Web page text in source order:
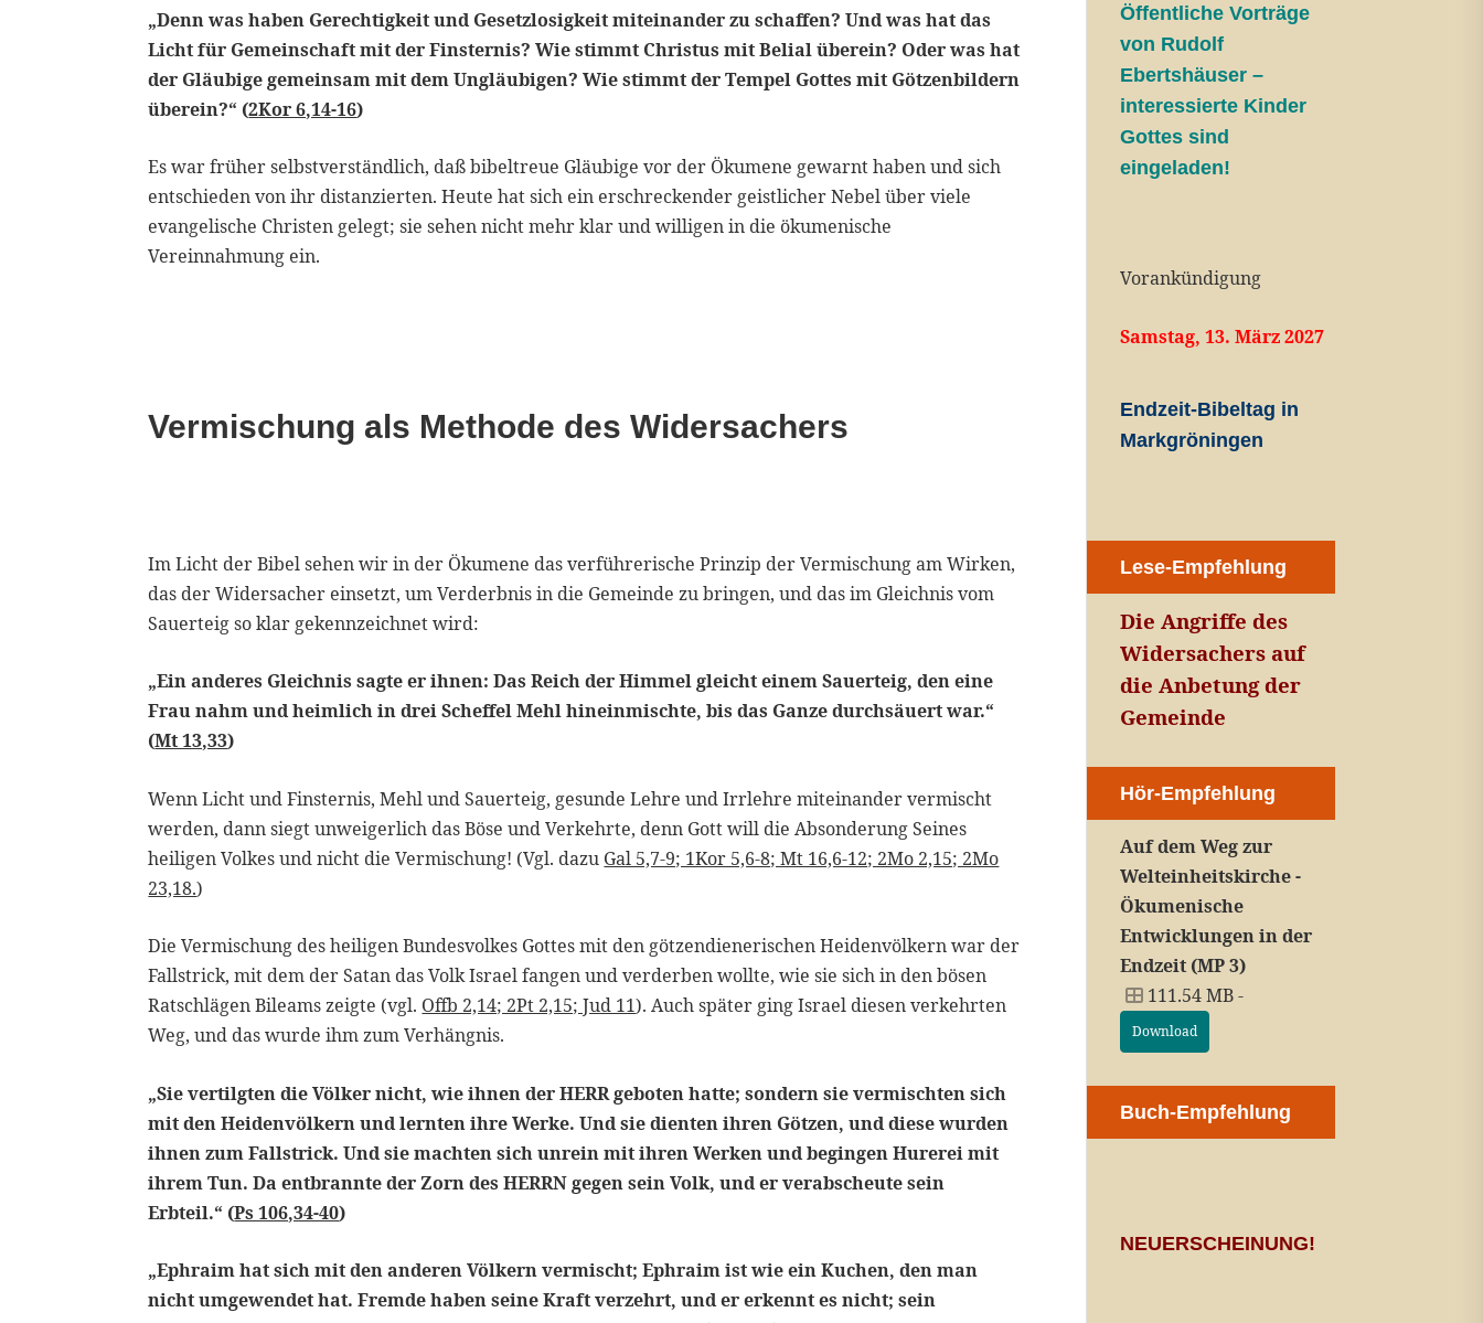
„Denn was haben Gerechtigkeit und Gesetzlosigkeit miteinander zu schaffen? Und was hat das
Licht für Gemeinschaft mit der Finsternis? Wie stimmt Christus mit Belial überein? Oder was hat
der Gläubige gemeinsam mit dem Ungläubigen? Wie stimmt der Tempel Gottes mit Götzenbildern
überein?“ (2Kor 6,14-16)
Es war früher selbstverständlich, daß bibeltreue Gläubige vor der Ökumene gewarnt haben und sich
entschieden von ihr distanzierten. Heute hat sich ein erschreckender geistlicher Nebel über viele
evangelische Christen gelegt; sie sehen nicht mehr klar und willigen in die ökumenische
Vereinnahmung ein.
Vermischung als Methode des Widersachers
Im Licht der Bibel sehen wir in der Ökumene das verführerische Prinzip der Vermischung am Wirken,
das der Widersacher einsetzt, um Verderbnis in die Gemeinde zu bringen, und das im Gleichnis vom
Sauerteig so klar gekennzeichnet wird:
„Ein anderes Gleichnis sagte er ihnen: Das Reich der Himmel gleicht einem Sauerteig, den eine
Frau nahm und heimlich in drei Scheffel Mehl hineinmischte, bis das Ganze durchsäuert war.“
(Mt 13,33)
Wenn Licht und Finsternis, Mehl und Sauerteig, gesunde Lehre und Irrlehre miteinander vermischt
werden, dann siegt unweigerlich das Böse und Verkehrte, denn Gott will die Absonderung Seines
heiligen Volkes und nicht die Vermischung! (Vgl. dazu Gal 5,7-9; 1Kor 5,6-8; Mt 16,6-12; 2Mo 2,15; 2Mo
23,18.)
Die Vermischung des heiligen Bundesvolkes Gottes mit den götzendienerischen Heidenvölkern war der
Fallstrick, mit dem der Satan das Volk Israel fangen und verderben wollte, wie sie sich in den bösen
Ratschlägen Bileams zeigte (vgl. Offb 2,14; 2Pt 2,15; Jud 11). Auch später ging Israel diesen verkehrten
Weg, und das wurde ihm zum Verhängnis.
„Sie vertilgten die Völker nicht, wie ihnen der HERR geboten hatte; sondern sie vermischten sich
mit den Heidenvölkern und lernten ihre Werke. Und sie dienten ihren Götzen, und diese wurden
ihnen zum Fallstrick. Und sie machten sich unrein mit ihren Werken und begingen Hurerei mit
ihrem Tun. Da entbrannte der Zorn des HERRN gegen sein Volk, und er verabscheute sein
Erbteil.“ (Ps 106,34-40)
„Ephraim hat sich mit den anderen Völkern vermischt; Ephraim ist wie ein Kuchen, den man
nicht umgewendet hat. Fremde haben seine Kraft verzehrt, und er erkennt es nicht; sein
Öffentliche Vorträge
von Rudolf
Ebertshäuser –
interessierte Kinder
Gottes sind
eingeladen!
Vorankündigung
Samstag, 13. März 2027
Endzeit-Bibeltag in
Markgröningen
Lese-Empfehlung
Die Angriffe des
Widersachers auf
die Anbetung der
Gemeinde
Hör-Empfehlung
Auf dem Weg zur
Welteinheitskirche -
Ökumenische
Entwicklungen in der
Endzeit (MP 3)
111.54 MB -
Download
Buch-Empfehlung
NEUERSCHEINUNG!